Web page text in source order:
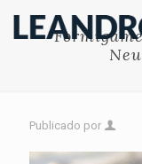
Publicado por